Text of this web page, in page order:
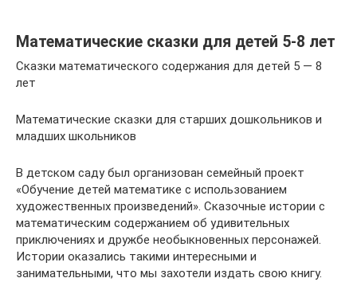
Математические сказки для детей 5-8 лет
Сказки математического содержания для детей 5 — 8
лет
Математические сказки для старших дошкольников и
младших школьников
В детском саду был организован семейный проект
«Обучение детей математике с использованием
художественных произведений». Сказочные истории с
математическим содержанием об удивительных
приключениях и дружбе необыкновенных персонажей.
Истории оказались такими интересными и
занимательными, что мы захотели издать свою книгу.